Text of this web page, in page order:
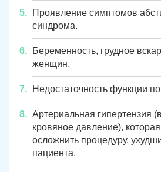
Проявление симптомов
синдрома.
Беременность, грудное
женщин.
Недостаточность функции
Артериальная гипертензия
кровяное давление),
осложнить процедуру,
пациента.